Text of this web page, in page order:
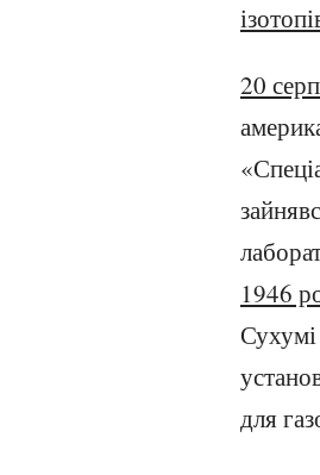
20
1946
для